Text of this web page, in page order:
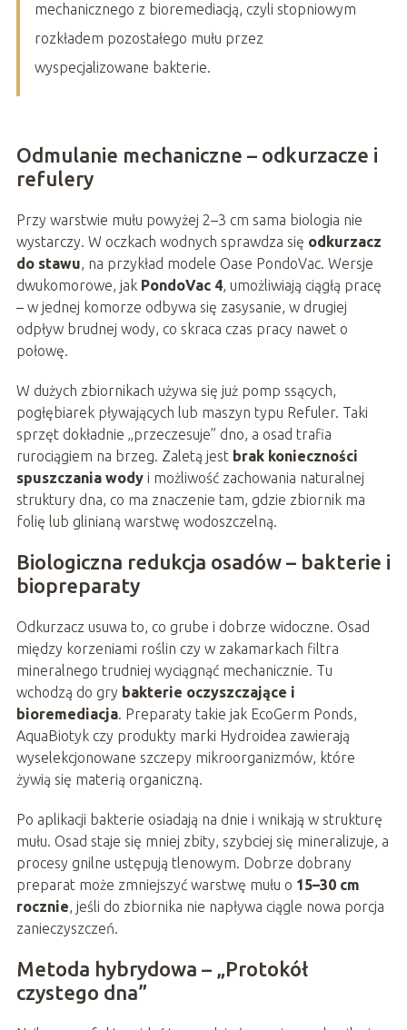
mechanicznego z bioremediacją, czyli stopniowym
rozkładem pozostałego mułu przez
wyspecjalizowane bakterie.
Odmulanie mechaniczne – odkurzacze i
refulery
Przy warstwie mułu powyżej 2–3 cm sama biologia nie
wystarczy. W oczkach wodnych sprawdza się odkurzacz
do stawu, na przykład modele Oase PondoVac. Wersje
dwukomorowe, jak PondoVac 4, umożliwiają ciągłą pracę
– w jednej komorze odbywa się zasysanie, w drugiej
odpływ brudnej wody, co skraca czas pracy nawet o
połowę.
W dużych zbiornikach używa się już pomp ssących,
pogłębiarek pływających lub maszyn typu Refuler. Taki
sprzęt dokładnie „przeczesuje” dno, a osad trafia
rurociągiem na brzeg. Zaletą jest brak konieczności
spuszczania wodyi możliwość zachowania naturalnej
struktury dna, co ma znaczenie tam, gdzie zbiornik ma
folię lub glinianą warstwę wodoszczelną.
Biologiczna redukcja osadów – bakterie i
biopreparaty
Odkurzacz usuwa to, co grube i dobrze widoczne. Osad
między korzeniami roślin czy w zakamarkach filtra
mineralnego trudniej wyciągnąć mechanicznie. Tu
wchodzą do gry bakterie oczyszczające i
bioremediacja. Preparaty takie jak EcoGerm Ponds,
AquaBiotyk czy produkty marki Hydroidea zawierają
wyselekcjonowane szczepy mikroorganizmów, które
żywią się materią organiczną.
Po aplikacji bakterie osiadają na dnie i wnikają w strukturę
mułu. Osad staje się mniej zbity, szybciej się mineralizuje, a
procesy gnilne ustępują tlenowym. Dobrze dobrany
preparat może zmniejszyć warstwę mułu o 15–30 cm
rocznie, jeśli do zbiornika nie napływa ciągle nowa porcja
zanieczyszczeń.
Metoda hybrydowa – „Protokół
czystego dna”